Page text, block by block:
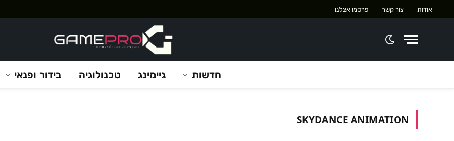
אודות צור קשר פרסמו אצלנו
חדשות גיימינג טכנולוגיה בידור ופנאי
SKYDANCE ANIMATION